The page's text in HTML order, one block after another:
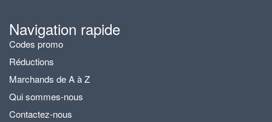
Navigation rapide
Codes promo
Réductions
Marchands de A à Z
Qui sommes-nous
Contactez-nous